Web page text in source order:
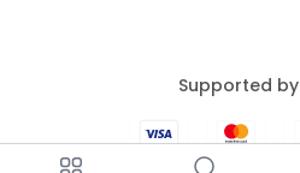
Supported by